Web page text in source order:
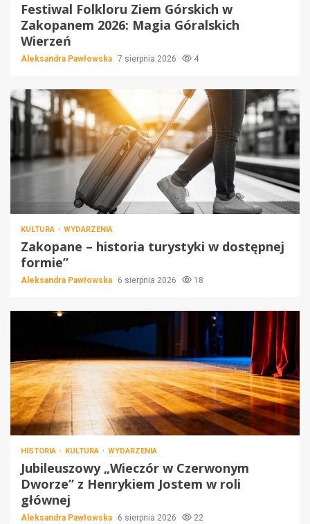
Festiwal Folkloru Ziem Górskich w
Zakopanem 2026: Magia Góralskich
Wierzeń
Aleksandra Pawłowska 7 sierpnia 2026 4
KULTURA WYDARZENIA
Zakopane – historia turystyki w dostępnej
formie”
Aleksandra Pawłowska 6 sierpnia 2026 18
HISTORIA KULTURA WYDARZENIA
Jubileuszowy „Wieczór w Czerwonym
Dworze” z Henrykiem Jostem w roli
głównej
Aleksandra Pawłowska 6 sierpnia 2026 22